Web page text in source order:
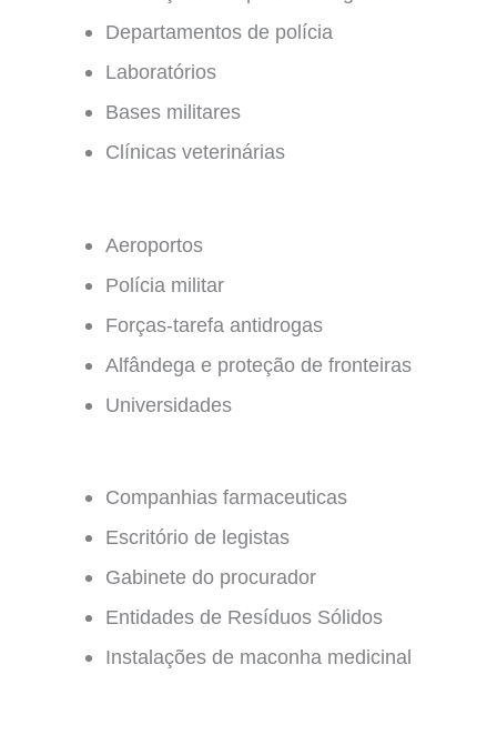
Departamentos de polícia
Laboratórios
Bases militares
Clínicas veterinárias
Aeroportos
Polícia militar
Forças-tarefa antidrogas
Alfândega e proteção de fronteiras
Universidades
Companhias farmaceuticas
Escritório de legistas
Gabinete do procurador
Entidades de Resíduos Sólidos
Instalações de maconha medicinal